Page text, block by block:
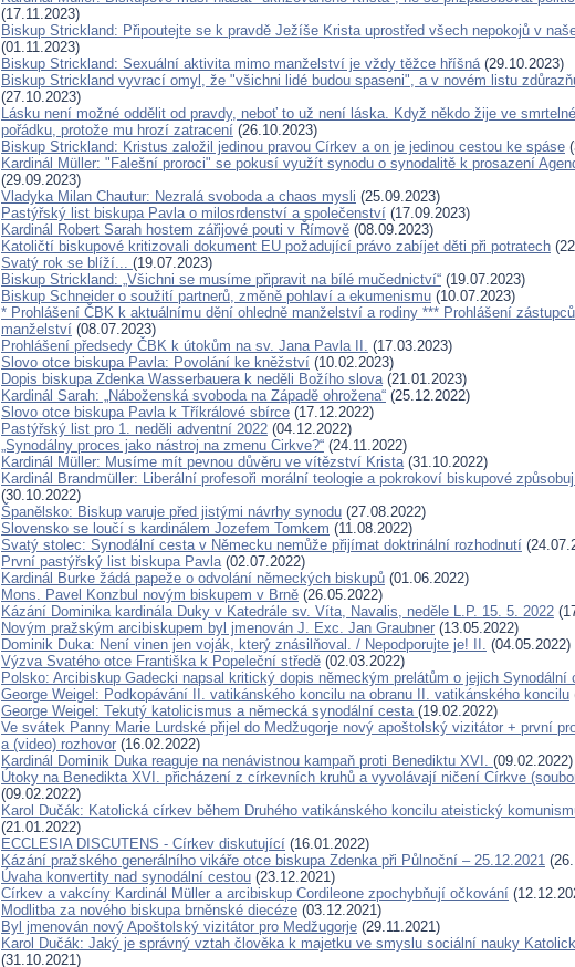
(17.11.2023)
Biskup Strickland: Připoutejte se k pravdě Ježíše Krista uprostřed všech nepokojů v
(01.11.2023)
Biskup Strickland: Sexuální aktivita mimo manželství je vždy těžce hříšná(29.10.2023)
Biskup Strickland vyvrací omyl, že "všichni lidé budou spaseni", a v novém listu
(27.10.2023)
Lásku není možné oddělit od pravdy, neboť to už není láska. Když někdo žije ve
pořádku, protože mu hrozí zatracení (26.10.2023)
Biskup Strickland: Kristus založil jedinou pravou Církev a on je jedinou cestou ke spáse
Kardinál Müller: "Falešní proroci" se pokusí využít synodu o synodalitě k prosazení
(29.09.2023)
Vladyka Milan Chautur: Nezralá svoboda a chaos mysli (25.09.2023)
Pastýřský list biskupa Pavla o milosrdenství a společenství (17.09.2023)
Kardinál Robert Sarah hostem zářijové pouti v Římově (08.09.2023)
Katoličtí biskupové kritizovali dokument EU požadující právo zabíjet děti při potratech
Svatý rok se blíží... (19.07.2023)
Biskup Strickland: „Všichni se musíme připravit na bílé mučednictví“ (19.07.2023)
Biskup Schneider o soužití partnerů, změně pohlaví a ekumenismu (10.07.2023)
* Prohlášení ČBK k aktuálnímu dění ohledně manželství a rodiny *** Prohlášení
manželství (08.07.2023)
Prohlášení předsedy ČBK k útokům na sv. Jana Pavla II. (17.03.2023)
Slovo otce biskupa Pavla: Povolání ke kněžství (10.02.2023)
Dopis biskupa Zdenka Wasserbauera k neděli Božího slova(21.01.2023)
Kardinál Sarah: „Náboženská svoboda na Západě ohrožena“ (25.12.2022)
Slovo otce biskupa Pavla k Tříkrálové sbírce (17.12.2022)
Pastýřský list pro 1. neděli adventní 2022 (04.12.2022)
„Synodálny proces jako nástroj na zmenu Cirkve?“ (24.11.2022)
Kardinál Müller: Musíme mít pevnou důvěru ve vítězství Krista(31.10.2022)
Kardinál Brandmüller: Liberální profesoři morální teologie a pokrokoví biskupové
(30.10.2022)
Španělsko: Biskup varuje před jistými návrhy synodu (27.08.2022)
Slovensko se loučí s kardinálem Jozefem Tomkem (11.08.2022)
Svatý stolec: Synodální cesta v Německu nemůže přijímat doktrinální rozhodnutí
První pastýřský list biskupa Pavla(02.07.2022)
Kardinál Burke žádá papeže o odvolání německých biskupů (01.06.2022)
Mons. Pavel Konzbul novým biskupem v Brně (26.05.2022)
Kázání Dominika kardinála Duky v Katedrále sv. Víta, Navalis, neděle L.P. 15. 5. 2022
Novým pražským arcibiskupem byl jmenován J. Exc. Jan Graubner (13.05.2022)
Dominik Duka: Není vinen jen voják, který znásilňoval. / Nepodporujte je! II. (04.05.2022)
Výzva Svatého otce Františka k Popeleční středě (02.03.2022)
Polsko: Arcibiskup Gadecki napsal kritický dopis německým prelátům o jejich Synodální
George Weigel: Podkopávání II. vatikánského koncilu na obranu II. vatikánského koncilu
George Weigel: Tekutý katolicismus a německá synodální cesta (19.02.2022)
Ve svátek Panny Marie Lurdské přijel do Medžugorje nový apoštolský vizitátor + první
a (video) rozhovor (16.02.2022)
Kardinál Dominik Duka reaguje na nenávistnou kampaň proti Benediktu XVI. (09.02.2022)
Útoky na Benedikta XVI. přicházení z církevních kruhů a vyvolávají ničení Církve
(09.02.2022)
Karol Dučák: Katolická církev během Druhého vatikánského koncilu ateistický
(21.01.2022)
ECCLESIA DISCUTENS - Církev diskutující (16.01.2022)
Kázání pražského generálního vikáře otce biskupa Zdenka při Půlnoční – 25.12.2021
Úvaha konvertity nad synodální cestou (23.12.2021)
Církev a vakcíny Kardinál Müller a arcibiskup Cordileone zpochybňují očkování
Modlitba za nového biskupa brněnské diecéze (03.12.2021)
Byl jmenován nový Apoštolský vizitátor pro Medžugorje (29.11.2021)
Karol Dučák: Jaký je správný vztah člověka k majetku ve smyslu sociální nauky
(31.10.2021)